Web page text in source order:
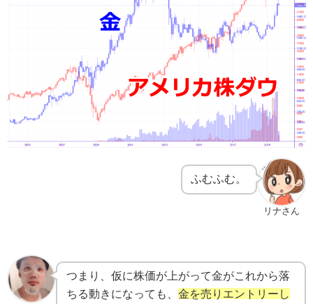
リナさん
ふむふむ。
つまり、仮に株価が上がって金がこれから落
ちる動きになっても、 金を売りエントリーし